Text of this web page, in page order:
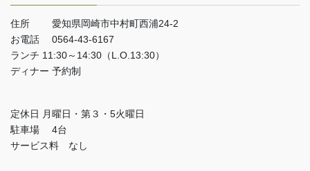
住所 愛知県岡崎市中村町西浦24-2
お電話 0564-43-6167
ランチ 11:30～14:30（L.O.13:30）
ディナー 予約制
定休日 月曜日・第３・5火曜日
駐車場 4台
サービス料 なし